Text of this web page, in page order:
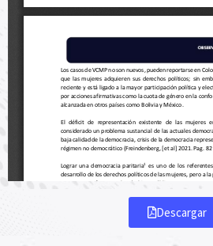
Descargar